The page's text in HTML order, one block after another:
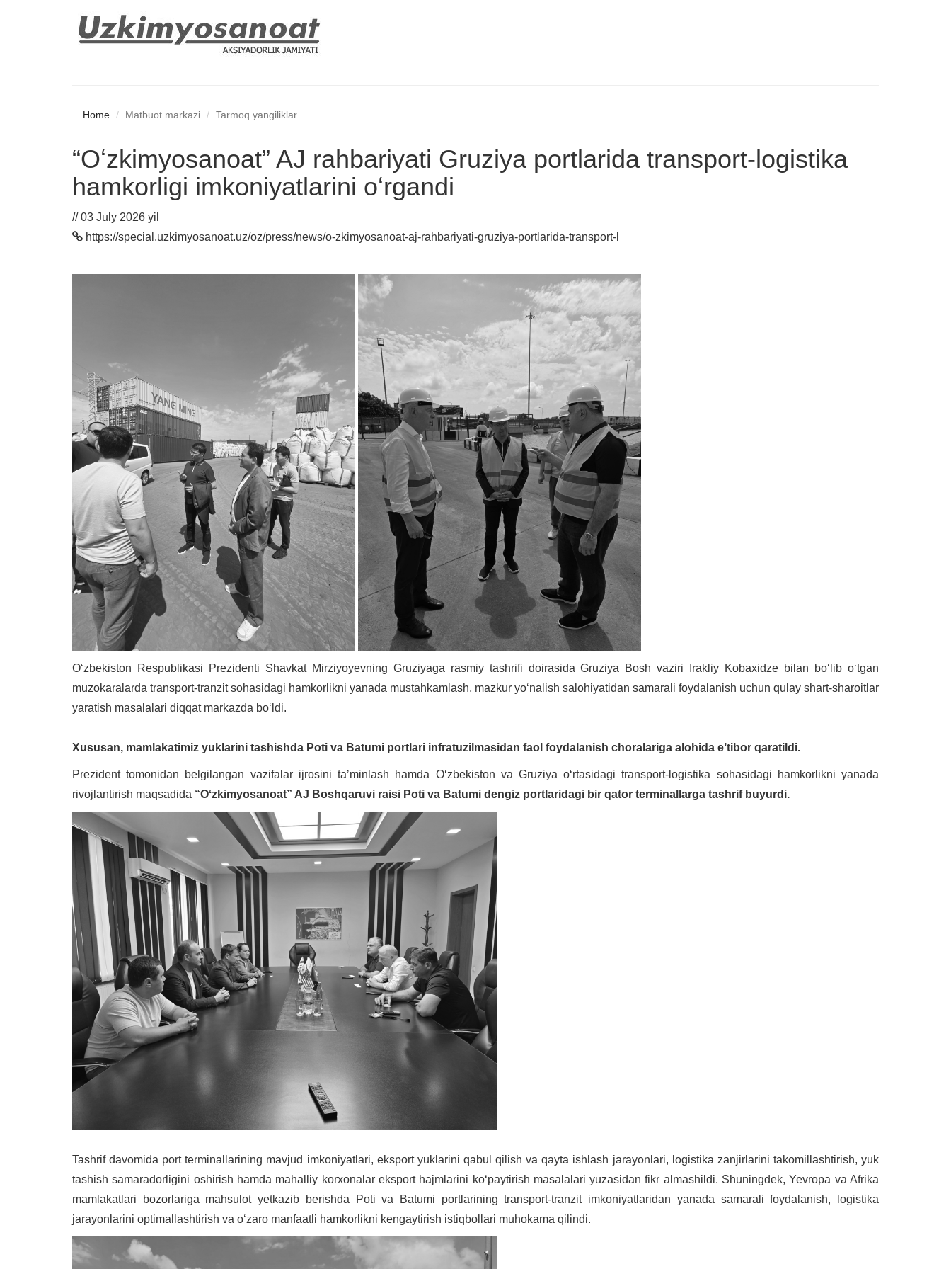
Home Matbuot markazi Tarmoq yangiliklar
“Oʻzkimyosanoat” AJ rahbariyati Gruziya portlarida transport-logistika
hamkorligi imkoniyatlarini oʻrgandi
// 03 July 2026 yil
https://special.uzkimyosanoat.uz/oz/press/news/o-zkimyosanoat-aj-rahbariyati-gruziya-portlarida-transport-l
Oʻzbekiston Respublikasi Prezidenti Shavkat Mirziyoyevning Gruziyaga rasmiy tashrifi doirasida Gruziya Bosh vaziri Irakliy Kobaxidze bilan boʻlib oʻtgan
muzokaralarda transport-tranzit sohasidagi hamkorlikni yanada mustahkamlash, mazkur yoʻnalish salohiyatidan samarali foydalanish uchun qulay shart-sharoitlar
yaratish masalalari diqqat markazda boʻldi.
Xususan, mamlakatimiz yuklarini tashishda Poti va Batumi portlari infratuzilmasidan faol foydalanish choralariga alohida eʼtibor qaratildi.
Prezident tomonidan belgilangan vazifalar ijrosini taʼminlash hamda Oʻzbekiston va Gruziya oʻrtasidagi transport-logistika sohasidagi hamkorlikni yanada
rivojlantirish maqsadida “Oʻzkimyosanoat” AJ Boshqaruvi raisi Poti va Batumi dengiz portlaridagi bir qator terminallarga tashrif buyurdi.
Tashrif davomida port terminallarining mavjud imkoniyatlari, eksport yuklarini qabul qilish va qayta ishlash jarayonlari, logistika zanjirlarini takomillashtirish, yuk
tashish samaradorligini oshirish hamda mahalliy korxonalar eksport hajmlarini koʻpaytirish masalalari yuzasidan fikr almashildi. Shuningdek, Yevropa va Afrika
mamlakatlari bozorlariga mahsulot yetkazib berishda Poti va Batumi portlarining transport-tranzit imkoniyatlaridan yanada samarali foydalanish, logistika
jarayonlarini optimallashtirish va oʻzaro manfaatli hamkorlikni kengaytirish istiqbollari muhokama qilindi.